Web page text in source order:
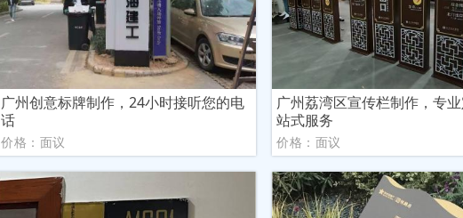
广州创意标牌制作，24小时接听您的电
话
价格：面议
广州荔湾区宣传栏制作，专
站式服务
价格：面议